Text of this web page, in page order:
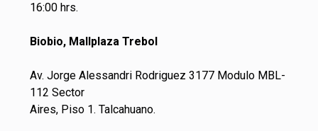
16:00 hrs.
Biobio, Mallplaza Trebol
Av. Jorge Alessandri Rodriguez 3177 Modulo MBL-
112 Sector
Aires, Piso 1. Talcahuano.